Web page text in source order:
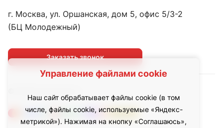
Управление файлами cookie
Наш сайт обрабатывает файлы cookie (в том
числе, файлы cookie, используемые «Яндекс-
метрикой»). Нажимая на кнопку «Соглашаюсь»,
г. Москва, ул. Оршанская, дом 5, офис 5/3-2
(БЦ Молодежный)
Заказать звонок